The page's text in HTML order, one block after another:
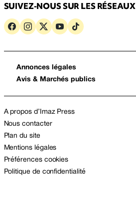
SUIVEZ-NOUS SUR LES RÉSEAUX
Annonces légales
Avis & Marchés publics
A propos d’Imaz Press
Nous contacter
Plan du site
Mentions légales
Préférences cookies
Politique de confidentialité